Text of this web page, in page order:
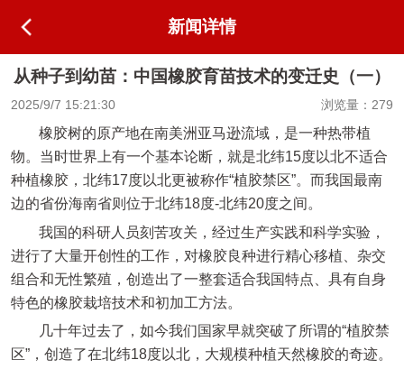
新闻详情
从种子到幼苗：中国橡胶育苗技术的变迁史（一）
2025/9/7 15:21:30 浏览量：279
橡胶树的原产地在南美洲亚马逊流域，是一种热带植
物。当时世界上有一个基本论断，就是北纬15度以北不适合
种植橡胶，北纬17度以北更被称作“植胶禁区”。而我国最南
边的省份海南省则位于北纬18度-北纬20度之间。
我国的科研人员刻苦攻关，经过生产实践和科学实验，
进行了大量开创性的工作，对橡胶良种进行精心移植、杂交
组合和无性繁殖，创造出了一整套适合我国特点、具有自身
特色的橡胶栽培技术和初加工方法。
几十年过去了，如今我们国家早就突破了所谓的“植胶禁
区”，创造了在北纬18度以北，大规模种植天然橡胶的奇迹。